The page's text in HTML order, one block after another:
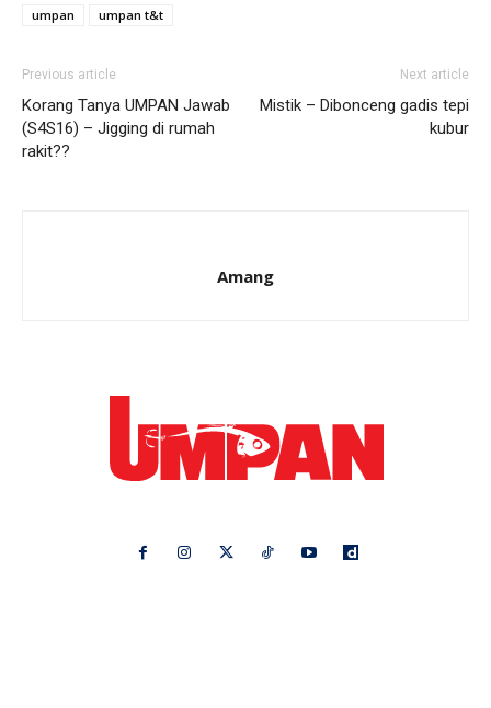
umpan
umpan t&t
Previous article
Korang Tanya UMPAN Jawab
(S4S16) – Jigging di rumah
rakit??
Next article
Mistik – Dibonceng gadis tepi
kubur
Amang